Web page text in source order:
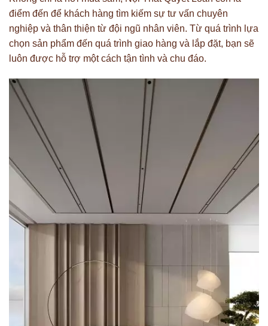
điểm đến để khách hàng tìm kiếm sự tư vấn chuyên
nghiệp và thân thiện từ đội ngũ nhân viên. Từ quá trình lựa
chọn sản phẩm đến quá trình giao hàng và lắp đặt, bạn sẽ
luôn được hỗ trợ một cách tận tình và chu đáo.